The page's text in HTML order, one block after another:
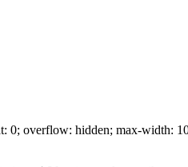
overflow: hidden; max-width: